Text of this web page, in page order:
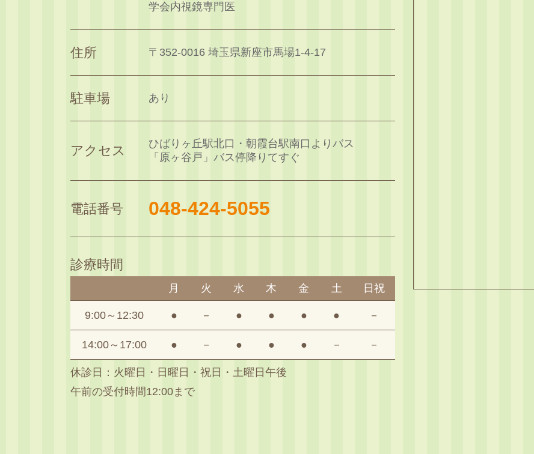
学会内視鏡専門医
住所 〒352-0016 埼玉県新座市馬場1-4-17
駐車場 あり
アクセス
ひばりヶ丘駅北口・朝霞台駅南口よりバス
「原ヶ谷戸」バス停降りてすぐ
電話番号 048-424-5055
診療時間
月 火 水 木 金 土 日祝
9:00～12:30 ● － ● ● ● ● －
14:00～17:00 ● － ● ● ● － －
休診日：火曜日・日曜日・祝日・土曜日午後
午前の受付時間12:00まで